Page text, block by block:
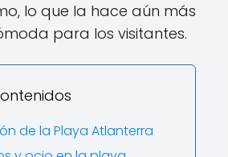
lo que la hace aún más
para los visitantes.
de la Playa Atlanterra